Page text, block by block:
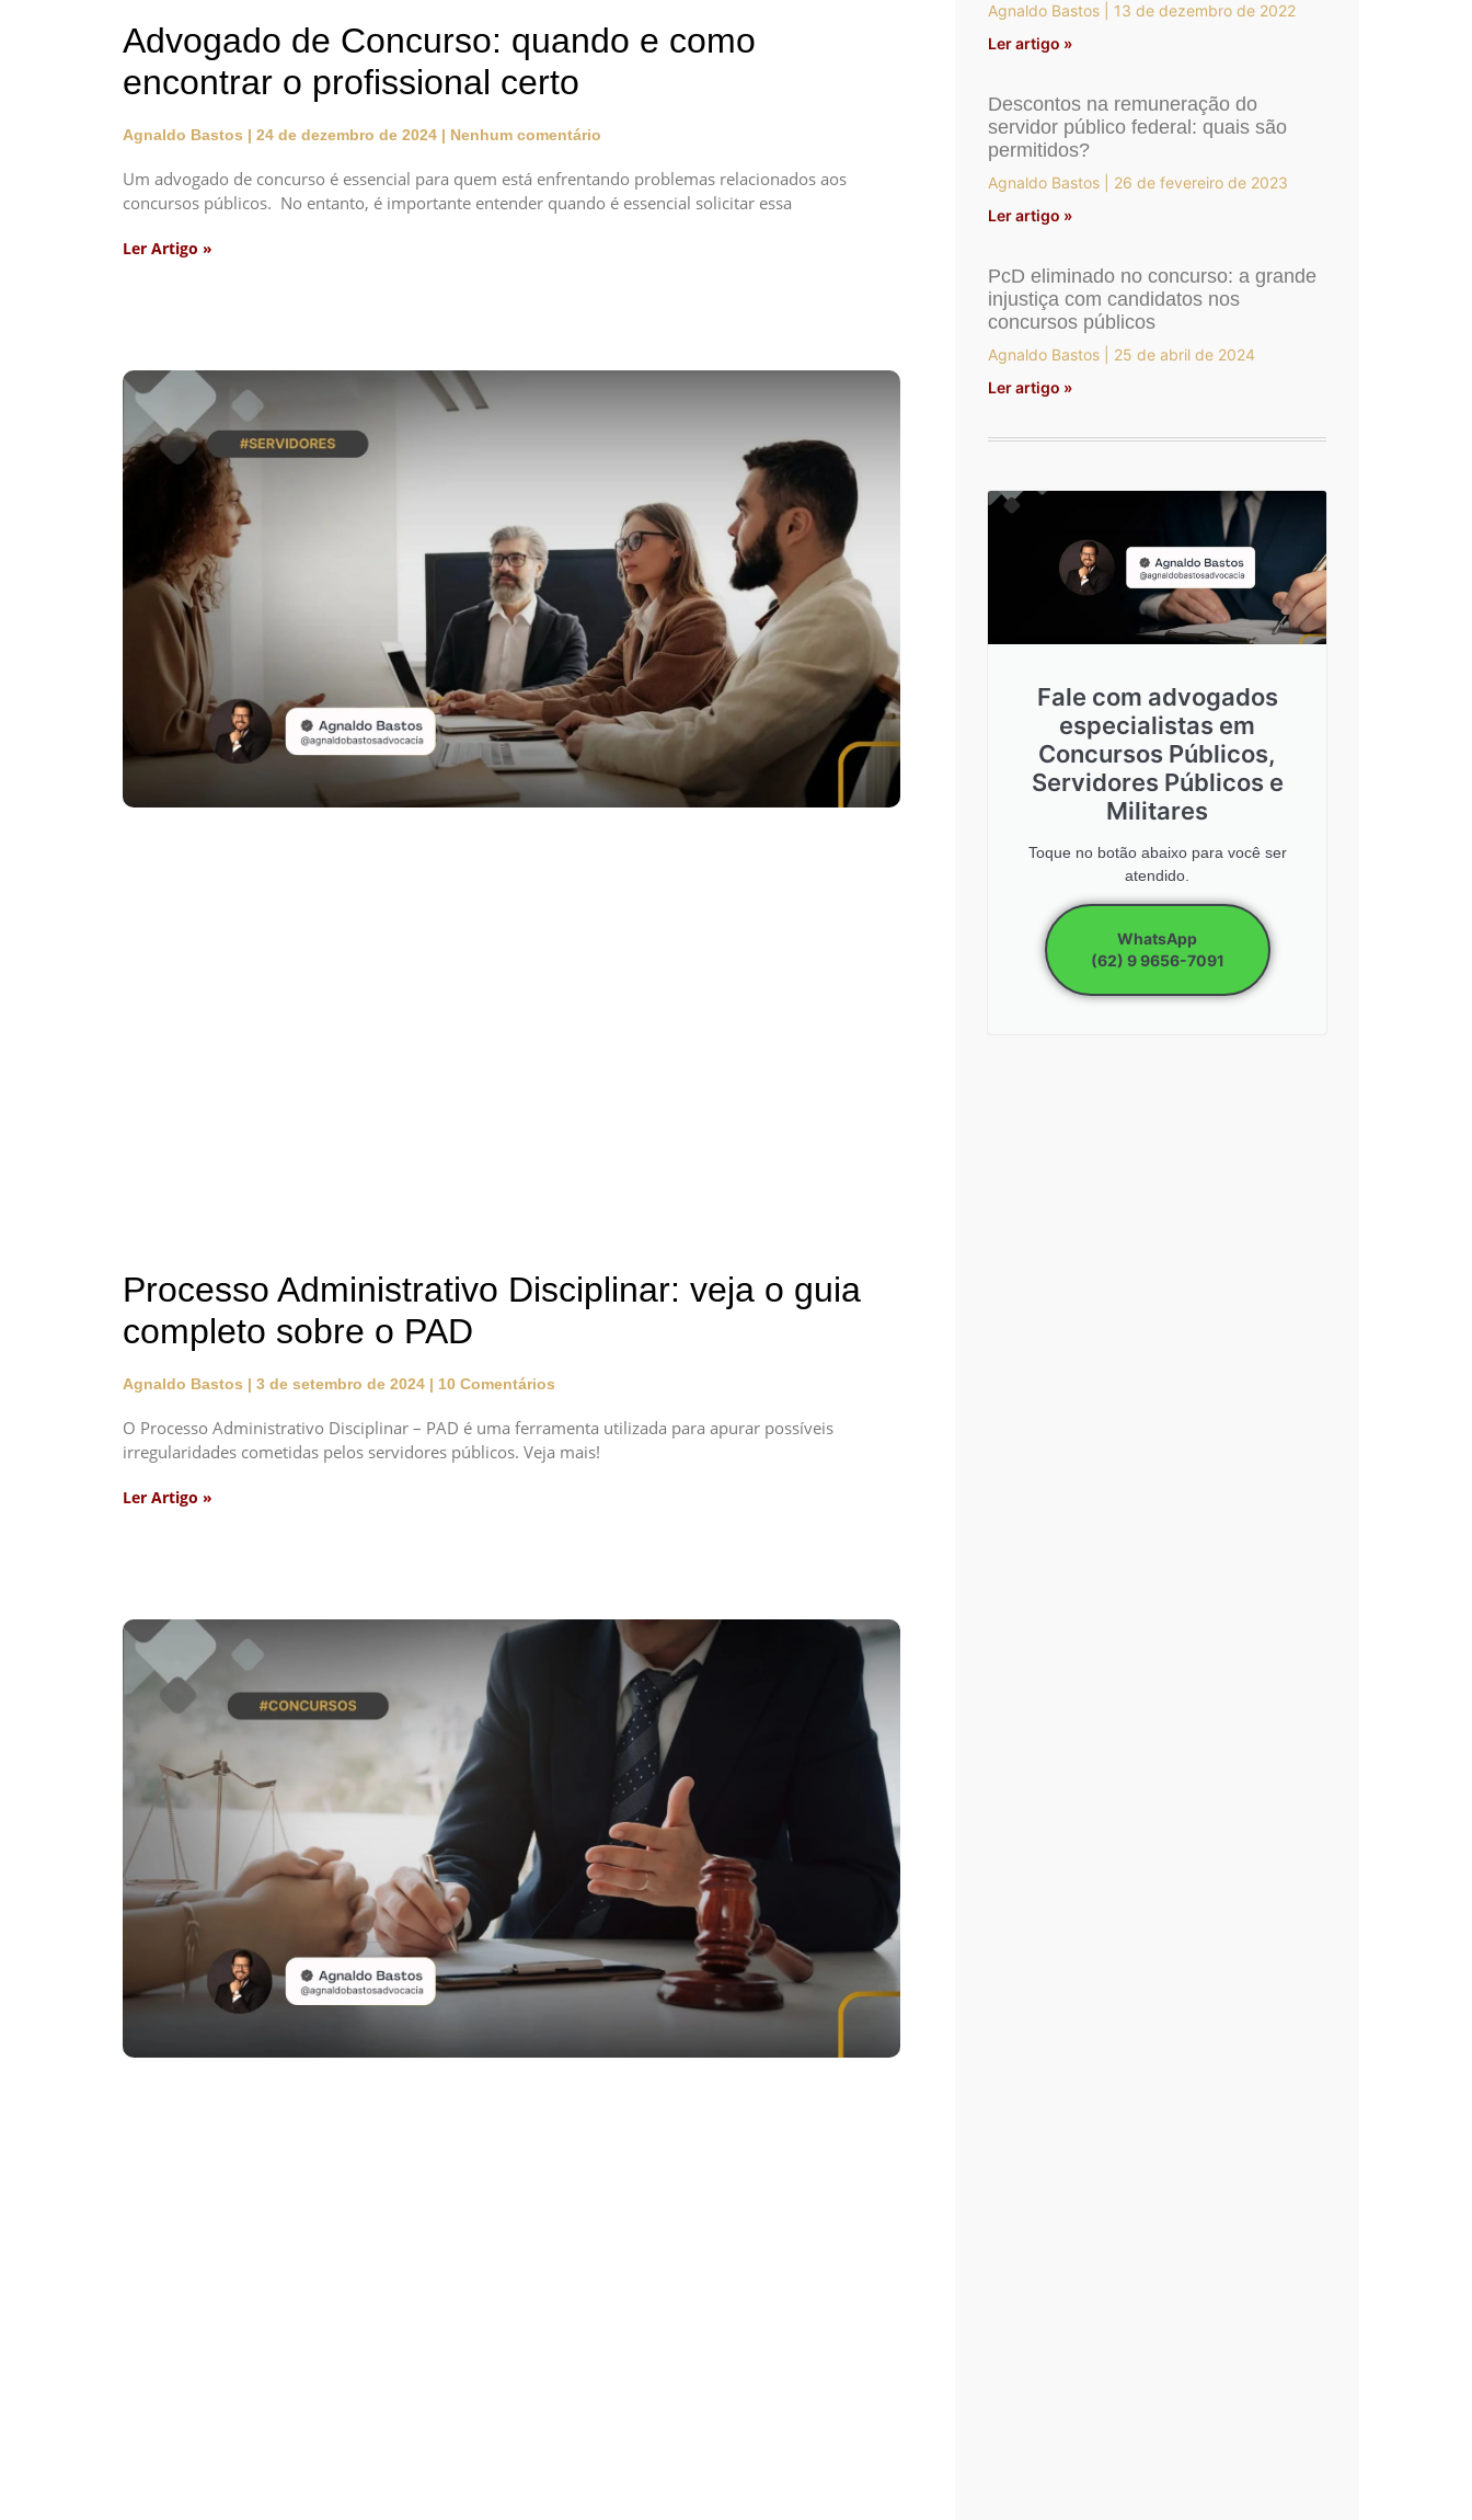
Advogado de Concurso: quando e como
encontrar o profissional certo
Agnaldo Bastos 24 de dezembro de 2024 Nenhum comentário
Um advogado de concurso é essencial para quem está enfrentando problemas relacionados aos
concursos públicos. No entanto, é importante entender quando é essencial solicitar essa
Ler Artigo »
Processo Administrativo Disciplinar: veja o guia
completo sobre o PAD
Agnaldo Bastos 3 de setembro de 2024 10 Comentários
O Processo Administrativo Disciplinar – PAD é uma ferramenta utilizada para apurar possíveis
irregularidades cometidas pelos servidores públicos. Veja mais!
Ler Artigo »
Agnaldo Bastos
13 de dezembro de 2022
Ler artigo »
Descontos na remuneração do
servidor público federal: quais são
permitidos?
Agnaldo Bastos
26 de fevereiro de 2023
Ler artigo »
PcD eliminado no concurso: a grande
injustiça com candidatos nos
concursos públicos
Agnaldo Bastos
25 de abril de 2024
Ler artigo »
Fale com advogados
especialistas em
Concursos Públicos,
Servidores Públicos e
Militares
Toque no botão abaixo para você ser
atendido.
WhatsApp
(62) 9 9656-7091